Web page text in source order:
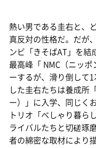
熱い男である圭右と、
真反対の性格だ。だが
ンビ「きそばAT」を結
最高峰「 NMC（ニッ
ーするが、滑り倒して
した圭右たちは養成所
ー）」に入学、同じく
トリオ「べしゃり暮ら
ライバルたちと切磋琢
者の綿密な取材により